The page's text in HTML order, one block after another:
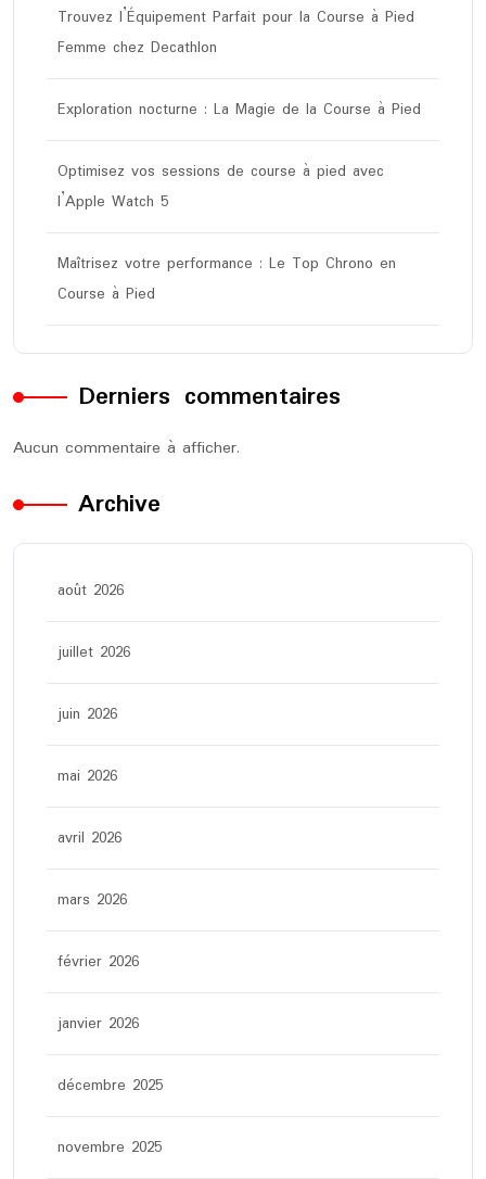
Trouvez l’Équipement Parfait pour la Course à Pied
Femme chez Decathlon
Exploration nocturne : La Magie de la Course à Pied
Optimisez vos sessions de course à pied avec
l’Apple Watch 5
Maîtrisez votre performance : Le Top Chrono en
Course à Pied
Derniers commentaires
Aucun commentaire à afficher.
Archive
août 2026
juillet 2026
juin 2026
mai 2026
avril 2026
mars 2026
février 2026
janvier 2026
décembre 2025
novembre 2025